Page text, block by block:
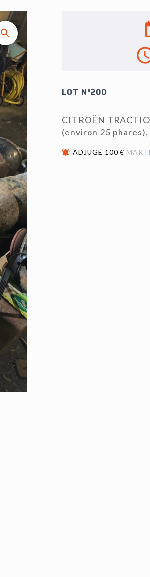
LOT N°200
CITROËN
(environ 25
ADJUGÉ 100 €